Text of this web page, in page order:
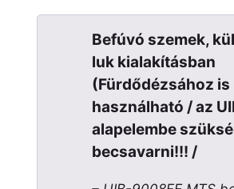
Befúvó szemek,
luk kialakításban
(Fürdődézsához is
használható / az
alapelembe
becsavarni!!! /